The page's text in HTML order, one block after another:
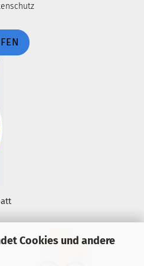
Cookies und andere